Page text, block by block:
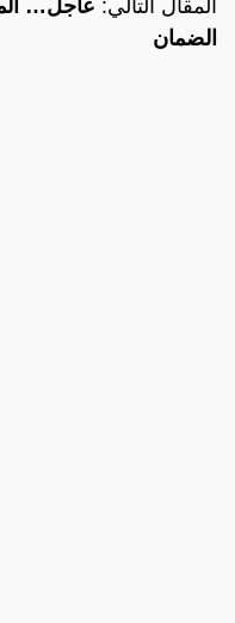
المقال التالي: عاجل…
الضمان